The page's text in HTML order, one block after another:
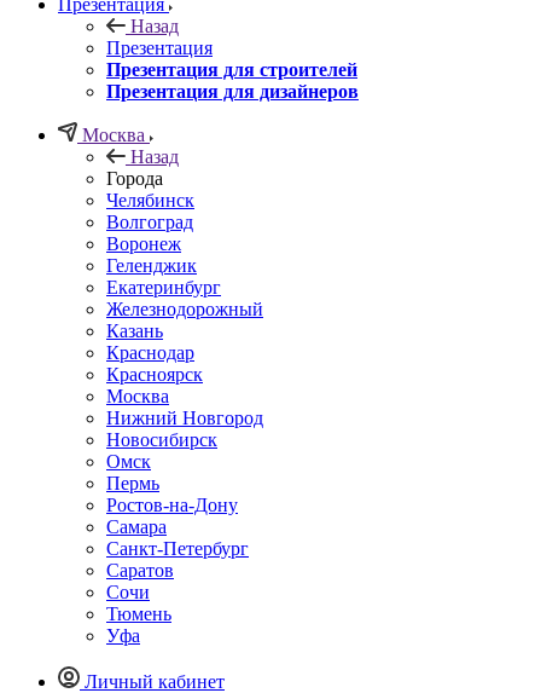
Презентация
Назад
Презентация
Презентация для строителей
Презентация для дизайнеров
Москва
Назад
Города
Челябинск
Волгоград
Воронеж
Геленджик
Екатеринбург
Железнодорожный
Казань
Краснодар
Красноярск
Москва
Нижний Новгород
Новосибирск
Омск
Пермь
Ростов-на-Дону
Самара
Санкт-Петербург
Саратов
Сочи
Тюмень
Уфа
Личный кабинет